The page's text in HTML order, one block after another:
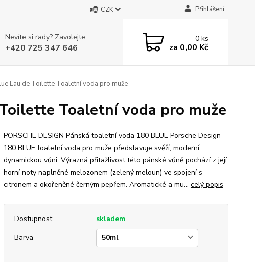
CZK Přihlášení
Nevíte si rady? Zavolejte.
+420 725 347 646
0ks
za 0,00 Kč
Eau de Toilette Toaletní voda pro muže
Toaletní voda pro muže
PORSCHE DESIGN Pánská toaletní voda 180 BLUE Porsche Design
180 BLUE toaletní voda pro muže představuje svěží, moderní,
dynamickou vůni. Výrazná přitažlivost této pánské vůně pochází z její
horní noty naplněné melozonem (zelený meloun) ve spojení s
citronem a okořeněné černým pepřem. Aromatické a mu... celý popis
Dostupnost
skladem
Barva